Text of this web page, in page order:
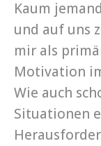
Kaum
und auf uns
mir als
Motivation
Wie auch
Situationen